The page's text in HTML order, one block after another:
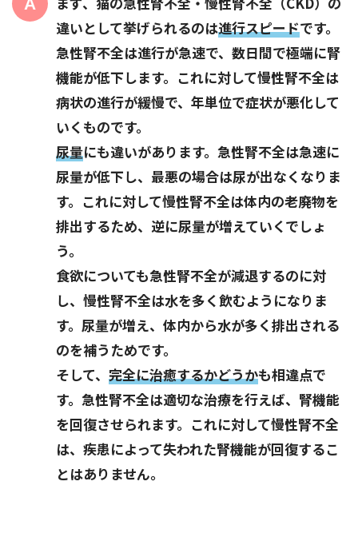
違いとして挙げられるのは進行スピードです。
急性腎不全は進行が急速で、数日間で極端に腎
機能が低下します。これに対して慢性腎不全は
病状の進行が緩慢で、年単位で症状が悪化して
いくものです。
尿量にも違いがあります。急性腎不全は急速に
尿量が低下し、最悪の場合は尿が出なくなりま
す。これに対して慢性腎不全は体内の老廃物を
排出するため、逆に尿量が増えていくでしょ
う。
食欲についても急性腎不全が減退するのに対
し、慢性腎不全は水を多く飲むようになりま
す。尿量が増え、体内から水が多く排出される
のを補うためです。
そして、 完全に治癒するかどうかも相違点で
す。急性腎不全は適切な治療を行えば、腎機能
を回復させられます。これに対して慢性腎不全
は、疾患によって失われた腎機能が回復するこ
とはありません。